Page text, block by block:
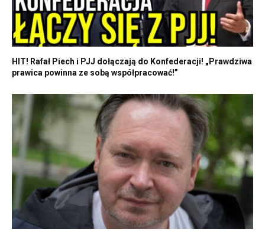
HIT! Rafał Piech i PJJ dołączają do Konfederacji! „Prawdziwa
prawica powinna ze sobą współpracować!”